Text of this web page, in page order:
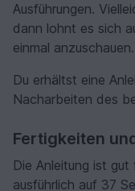
Ausführungen.
dann lohnt es sich
einmal anzuschauen.
Du erhältst eine
Nacharbeiten des
Fertigkeiten
Die Anleitung ist
ausführlich auf 37